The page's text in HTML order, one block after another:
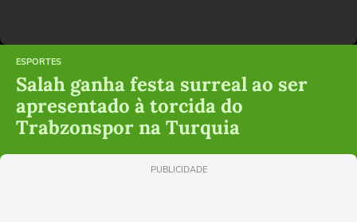
ESPORTES
Salah ganha festa surreal ao ser
apresentado à torcida do
Trabzonspor na Turquia
PUBLICIDADE